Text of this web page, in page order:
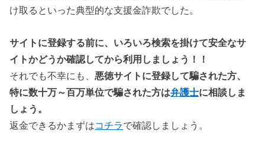
け取るといった典型的な支援金詐欺でした。
サイトに登録する前に、いろいろ検索を掛けて安全なサ
イトかどうか確認してから利用しましょう！！
それでも不幸にも、 悪徳サイトに登録して騙された方、
特に数十万～百万単位で騙された方は弁護士に相談しま
しょう。
返金できるかまずはコチラで確認しましょう。